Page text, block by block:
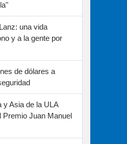
una vida
y a la gente por
de dólares a
y Asia de la ULA
Premio Juan Manuel